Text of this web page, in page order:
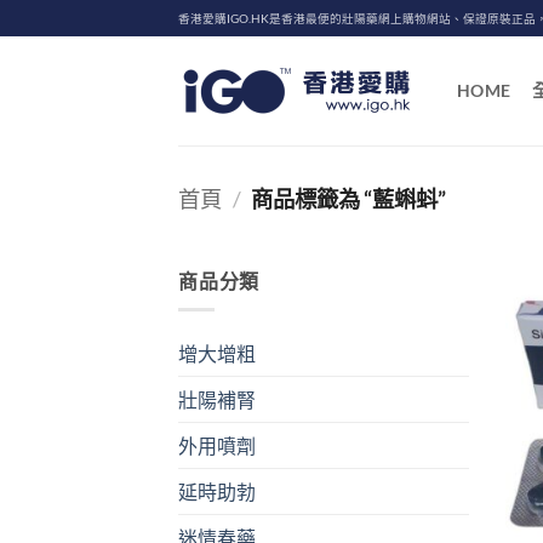
to
香港愛購IGO.HK是香港最便的壯陽藥網上購物網站、保證原裝正品
HOME
首頁 / 商品標籤為 “藍蝌蚪”
商品分類
增大增粗
壯陽補腎
外用噴劑
延時助勃
迷情春藥